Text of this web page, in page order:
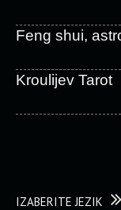
Feng shui,
Kroulijev Tarot
IZABERITE JEZIK